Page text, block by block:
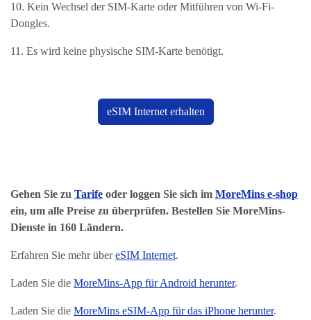
10. Kein Wechsel der SIM-Karte oder Mitführen von Wi-Fi-
Dongles.
11. Es wird keine physische SIM-Karte benötigt.
eSIM Internet erhalten
Gehen Sie zu Tarife oder loggen Sie sich im MoreMins e-shop
ein, um alle Preise zu überprüfen. Bestellen Sie MoreMins-
Dienste in 160 Ländern.
Erfahren Sie mehr übereSIM Internet.
Laden Sie die MoreMins-App für Android herunter.
Laden Sie die MoreMins eSIM-App für das iPhone herunter.